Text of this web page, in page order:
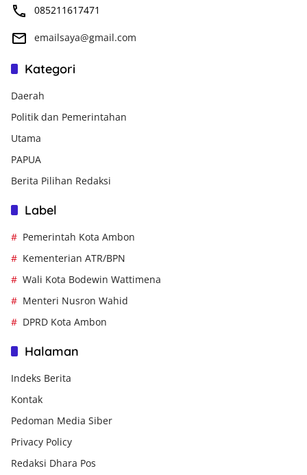
085211617471
emailsaya@gmail.com
Kategori
Daerah
Politik dan Pemerintahan
Utama
PAPUA
Berita Pilihan Redaksi
Label
Pemerintah Kota Ambon
Kementerian ATR/BPN
Wali Kota Bodewin Wattimena
Menteri Nusron Wahid
DPRD Kota Ambon
Halaman
Indeks Berita
Kontak
Pedoman Media Siber
Privacy Policy
Redaksi Dhara Pos